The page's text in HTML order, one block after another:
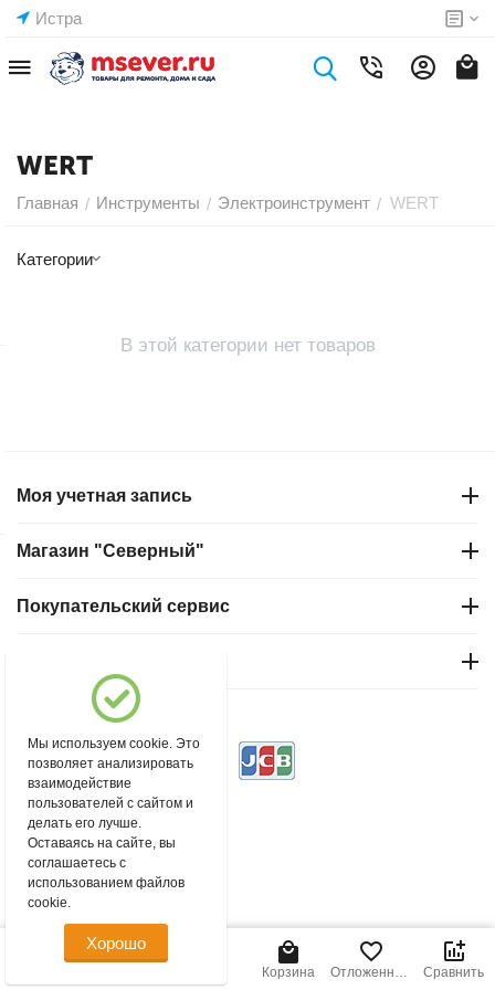
Истра
WERT
Главная / Инструменты / Электроинструмент / WERT
Категории
В этой категории нет товаров
Моя учетная запись
Магазин "Северный"
Покупательский сервис
© 2004 - 2026 msever.ru.
Корзина
Отложенные
Сравнить
Мы используем cookie. Это
позволяет анализировать
взаимодействие
пользователей с сайтом и
делать его лучше.
Оставаясь на сайте, вы
соглашаетесь с
использованием файлов
cookie.
Хорошо